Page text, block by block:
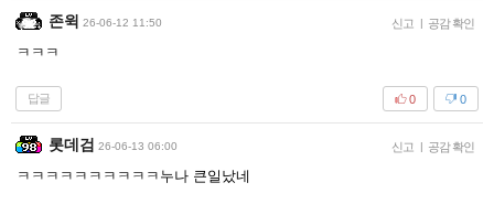
존윅 26-06-12 11:50 신고 | 공감 확인
ㅋㅋㅋ
답글 0
0
롯데검 26-06-13 06:00 신고 | 공감 확인
ㅋㅋㅋㅋㅋㅋㅋㅋㅋㅋ누나 큰일났네